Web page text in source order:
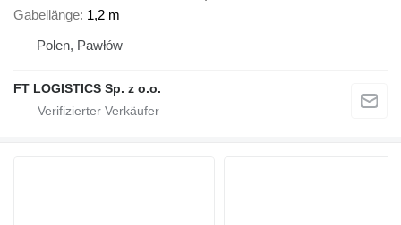
Gabellänge 1,2 m
Polen, Pawłów
FT LOGISTICS Sp. z o.o.